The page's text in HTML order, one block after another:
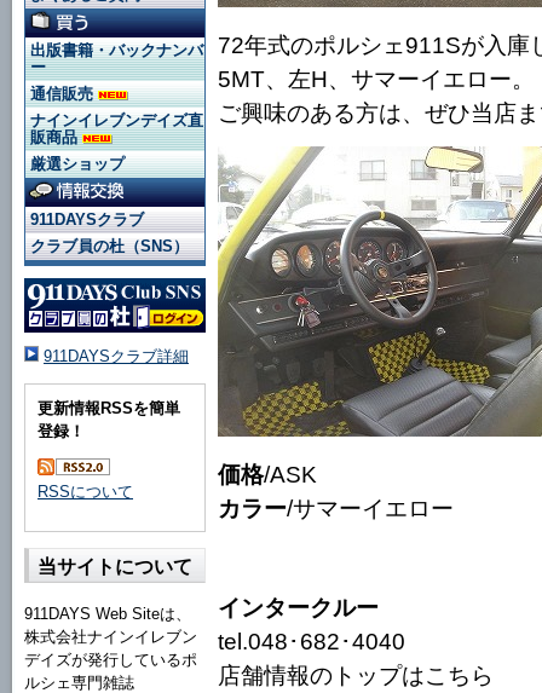
72年式のポルシェ911Sが入庫
5MT、左H、サマーイエロー。
ご興味のある方は、ぜひ当店
価格/ASK
カラー/サマーイエロー
インタークルー
tel.048･682･4040
店舗情報のトップはこちら
出版書籍・バックナンバ
ー
通信販売
ナインイレブンデイズ直
販商品
厳選ショップ
911DAYSクラブ
クラブ員の杜（SNS）
911DAYSクラブ詳細
更新情報RSSを簡単
登録！
RSSについて
当サイトについて
911DAYS Web Siteは、
株式会社ナインイレブン
デイズが発行しているポ
ルシェ専門雑誌